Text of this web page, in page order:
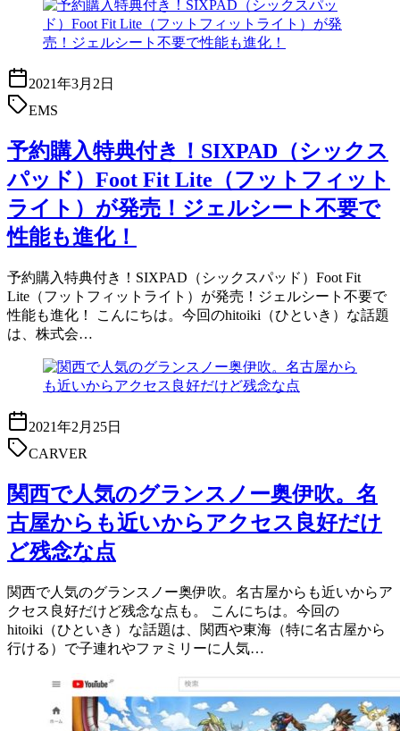
2021年3月2日
EMS
予約購入特典付き！SIXPAD（シックス
パッド）Foot Fit Lite（フットフィット
ライト）が発売！ジェルシート不要で
性能も進化！
予約購入特典付き！SIXPAD（シックスパッド）Foot Fit
Lite（フットフィットライト）が発売！ジェルシート不要で
性能も進化！ こんにちは。今回のhitoiki（ひといき）な話題
は、株式会…
2021年2月25日
CARVER
関西で人気のグランスノー奥伊吹。名
古屋からも近いからアクセス良好だけ
ど残念な点
関西で人気のグランスノー奥伊吹。名古屋からも近いからア
クセス良好だけど残念な点も。 こんにちは。今回の
hitoiki（ひといき）な話題は、関西や東海（特に名古屋から
行ける）で子連れやファミリーに人気…